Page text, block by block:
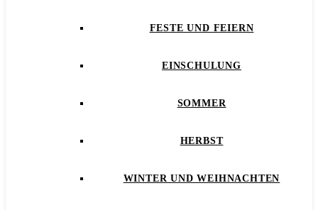
FESTE UND FEIERN
EINSCHULUNG
SOMMER
HERBST
WINTER UND WEIHNACHTEN